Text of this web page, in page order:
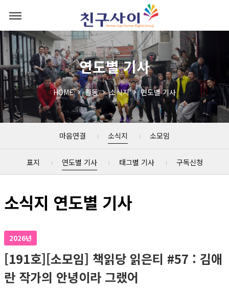
연도별 기사
HOME 활동 소식지 연도별 기사
마음연결 소식지 소모임
표지 연도별 기사 태그별 기사 구독신청
소식지 연도별 기사
2026년
[191호][소모임] 책읽당 읽은티 #57 : 김애
란 작가의 안녕이라 그랬어